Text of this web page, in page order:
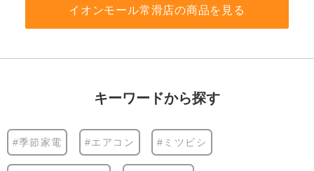
イオンモール常滑店の商品を見る
キーワードから探す
#季節家電 #エアコン #ミツビシ